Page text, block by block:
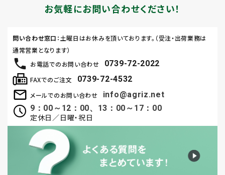
お気軽にお問い合わせください！
お電話でのお問い合わせ 0739-72-2022
メールでのお問い合わせ
info@agriz.net
9：00～12：00、13：00～17：00
定休日／日曜・祝日
FAXでのご注文 0739-72-4532
問い合わせ窓口 ：土曜日はお休みを頂いております。（受注・出荷業務は
通常営業となります）